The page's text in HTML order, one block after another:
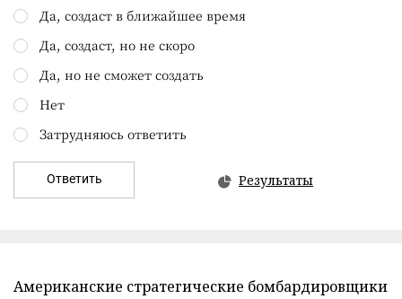
Да, создаст в ближайшее время
Да, создаст, но не скоро
Да, но не сможет создать
Нет
Затрудняюсь ответить
Ответить Результаты
Американские стратегические бомбардировщики